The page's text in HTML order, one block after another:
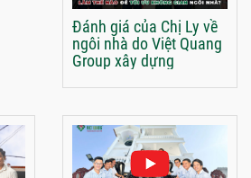
Đánh giá của Chị Ly về
ngôi nhà do Việt Quang
Group xây dựng